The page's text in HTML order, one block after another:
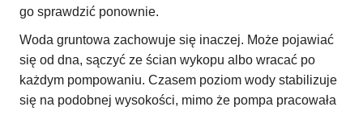
go sprawdzić ponownie.
Woda gruntowa zachowuje się inaczej. Może pojawiać
się od dna, sączyć ze ścian wykopu albo wracać po
każdym pompowaniu. Czasem poziom wody stabilizuje
się na podobnej wysokości, mimo że pompa pracowała